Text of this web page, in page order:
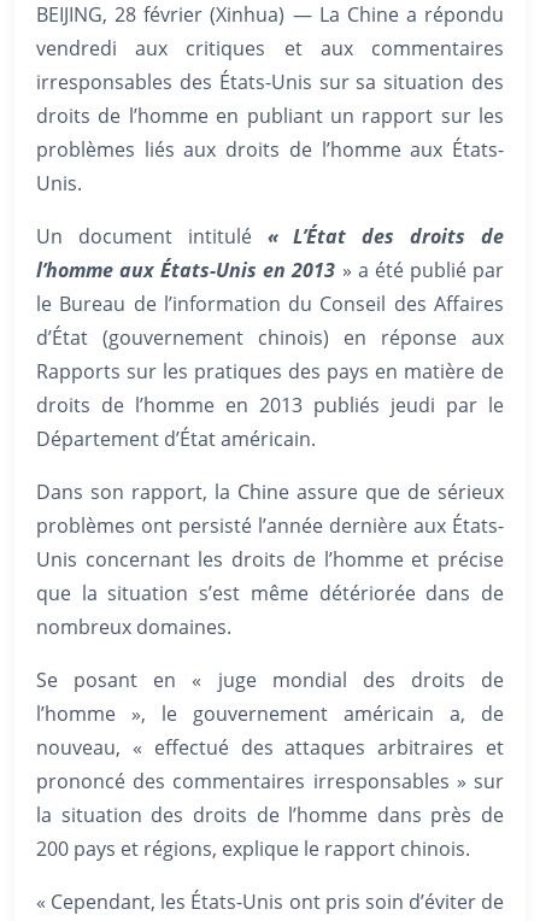
BEIJING, 28 février (Xinhua) — La Chine a répondu
vendredi aux critiques et aux commentaires
irresponsables des États-Unis sur sa situation des
droits de l’homme en publiant un rapport sur les
problèmes liés aux droits de l’homme aux États-
Unis.
Un document intitulé « L’État des droits de
l’homme aux États-Unis en 2013 » a été publié par
le Bureau de l’information du Conseil des Affaires
d’État (gouvernement chinois) en réponse aux
Rapports sur les pratiques des pays en matière de
droits de l’homme en 2013 publiés jeudi par le
Département d’État américain.
Dans son rapport, la Chine assure que de sérieux
problèmes ont persisté l’année dernière aux États-
Unis concernant les droits de l’homme et précise
que la situation s’est même détériorée dans de
nombreux domaines.
Se posant en « juge mondial des droits de
l’homme », le gouvernement américain a, de
nouveau, « effectué des attaques arbitraires et
prononcé des commentaires irresponsables » sur
la situation des droits de l’homme dans près de
200 pays et régions, explique le rapport chinois.
« Cependant, les États-Unis ont pris soin d’éviter de